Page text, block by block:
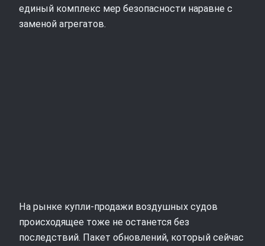
единый комплекс мер безопасности наравне с
заменой агрегатов.
На рынке купли‑продажи воздушных судов
происходящее тоже не останется без
последствий. Пакет обновлений, который сейчас